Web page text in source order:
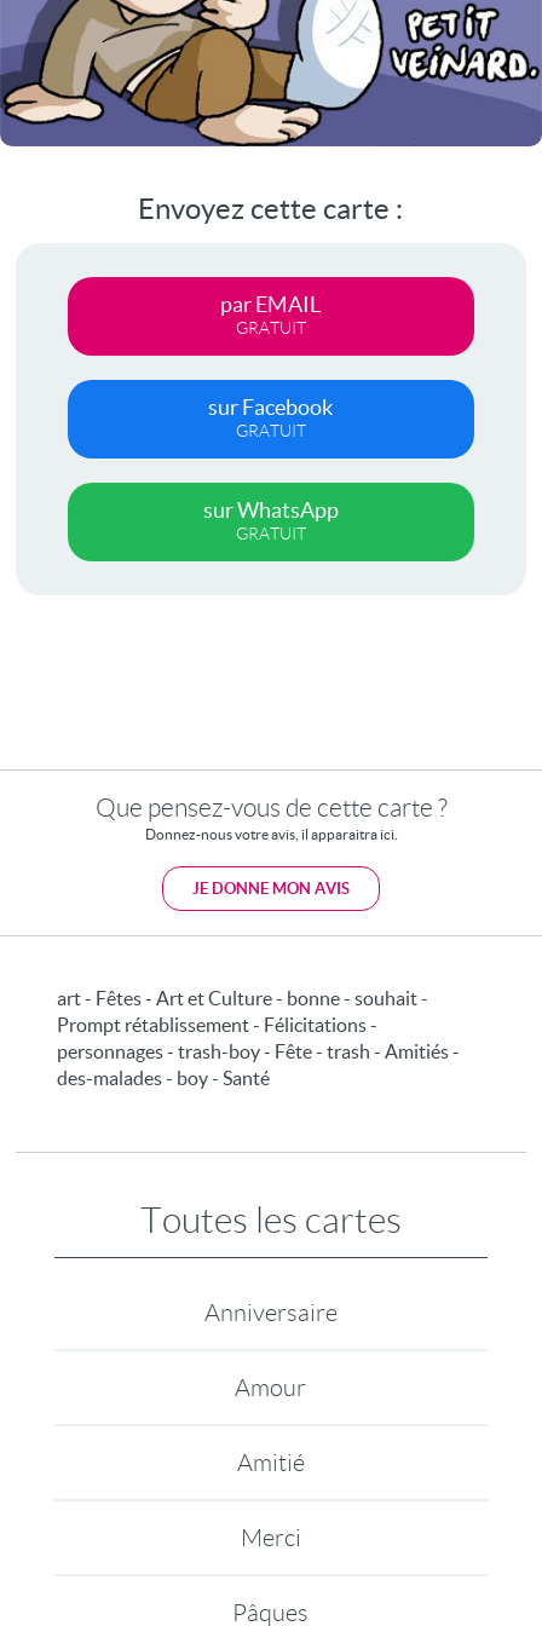
Envoyez cette carte :
par EMAIL
GRATUIT
sur Facebook
GRATUIT
sur WhatsApp
GRATUIT
Que pensez-vous de cette carte ?
Donnez-nous votre avis, il apparaitra ici.
JE DONNE MON AVIS
art - Fêtes - Art et Culture - bonne - souhait -
Prompt rétablissement - Félicitations -
personnages - trash-boy - Fête - trash - Amitiés -
des-malades - boy - Santé
Toutes les cartes
Anniversaire
Amour
Amitié
Merci
Pâques